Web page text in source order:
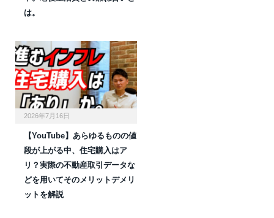
は。
2026年7月16日
【YouTube】あらゆるものの値
段が上がる中、住宅購入はア
リ？実際の不動産取引データな
どを用いてそのメリットデメリ
ットを解説